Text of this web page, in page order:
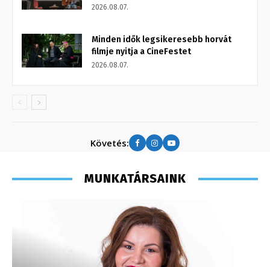
2026.08.07.
Minden idők legsikeresebb horvát
filmje nyitja a CineFestet
2026.08.07.
Követés:
MUNKATÁRSAINK